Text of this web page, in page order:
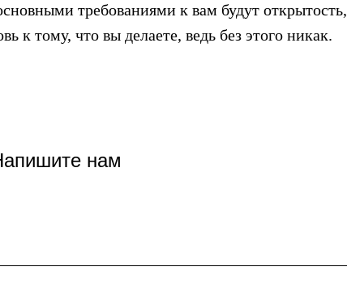
требованиями к вам будут открытость,
к тому, что вы делаете, ведь без этого никак.
нам